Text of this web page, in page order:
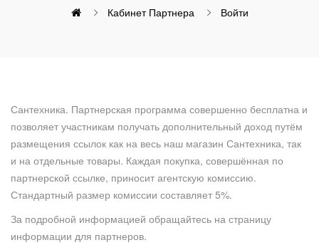
Кабинет Партнера Войти
Сантехника. Партнерская программа совершенно бесплатна и
позволяет участникам получать дополнительный доход путём
размещения ссылок как на весь наш магазин Сантехника, так
и на отдельные товары. Каждая покупка, совершённая по
партнерской ссылке, приносит агентскую комиссию.
Стандартный размер комиссии составляет 5%.
За подробной информацией обращайтесь на страницу
информации для партнеров.